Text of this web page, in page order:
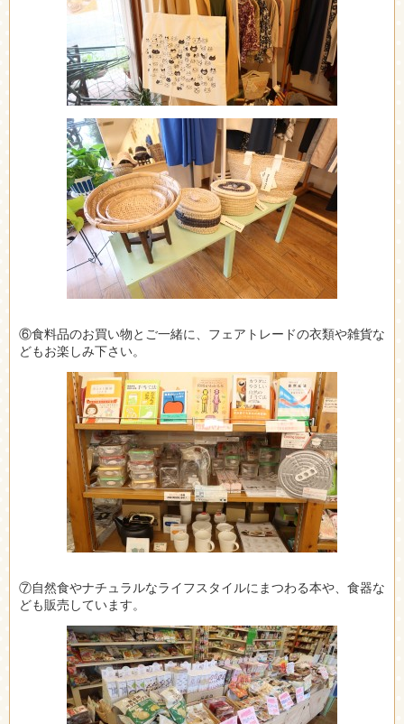
⑥食料品のお買い物とご一緒に、フェアトレードの衣類や雑貨な
どもお楽しみ下さい。
⑦自然食やナチュラルなライフスタイルにまつわる本や、食器な
ども販売しています。